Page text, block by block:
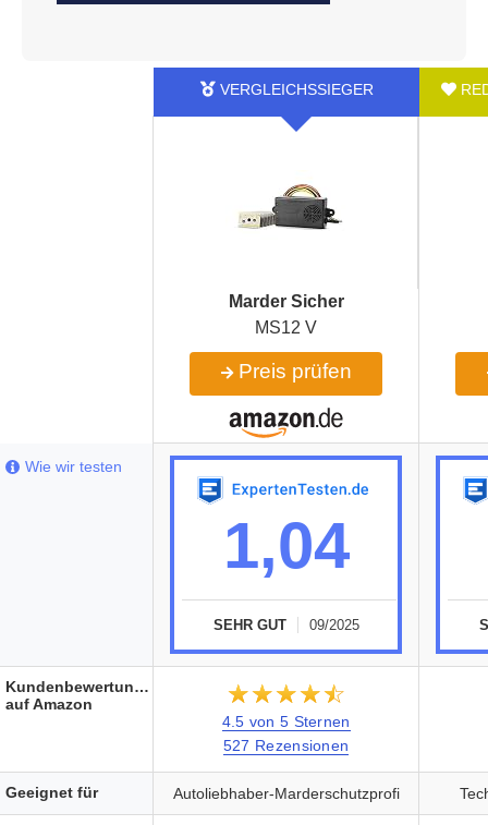
Marder Sicher
MS12 V
Preis prüfen
1,04
SEHR GUT 09/2025
★★★★★
☆☆☆☆☆
4.5 von 5 Sternen
527 Rezensionen
Autoliebhaber-Marderschutzprofi
Wie wir testen
Kundenbewertungen
auf Amazon
Geeignet für